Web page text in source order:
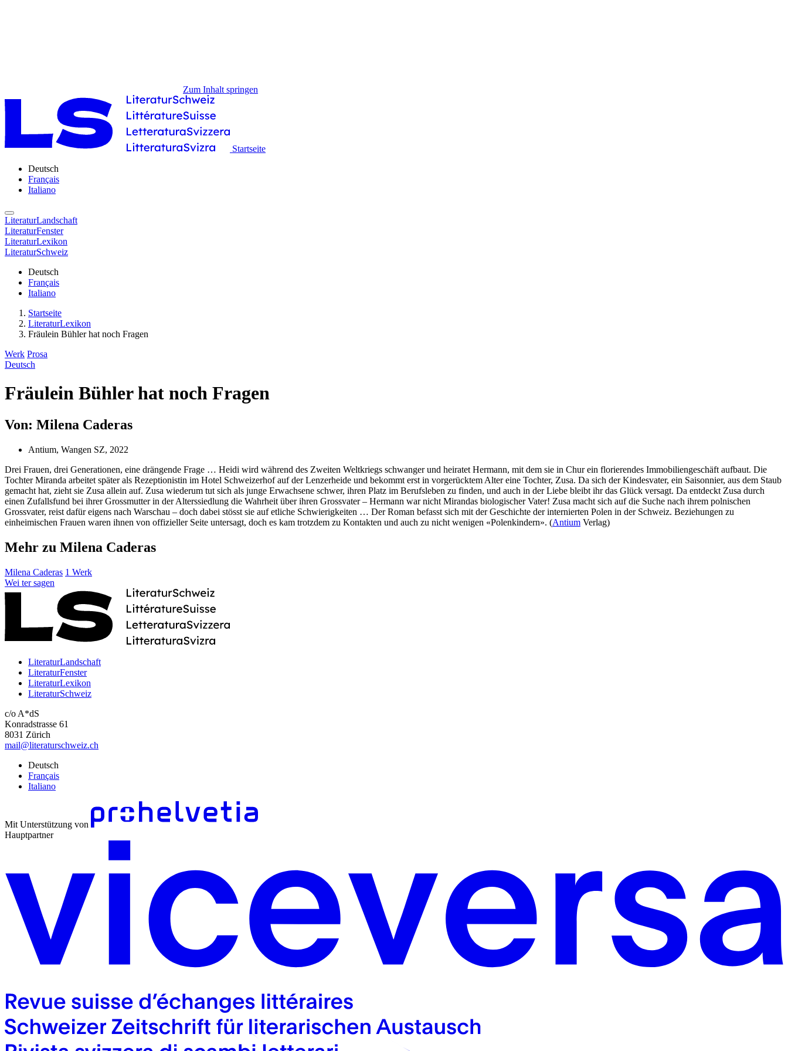
Zum Inhalt springen
Startseite
Deutsch
Français
Italiano
LiteraturLandschaft
LiteraturFenster
LiteraturLexikon
LiteraturSchweiz
Deutsch
Français
Italiano
Startseite
LiteraturLexikon
Fräulein Bühler hat noch Fragen
Werk Prosa
Deutsch
Fräulein Bühler hat noch Fragen
Von: Milena Caderas
Antium, Wangen SZ, 2022
Drei Frauen, drei Generationen, eine drängende Frage … Heidi wird während des Zweiten Weltkriegs schwanger und heiratet Hermann, mit dem sie in Chur ein florierendes Immobiliengeschäft aufbaut. Die
Tochter Miranda arbeitet später als Rezeptionistin im Hotel Schweizerhof auf der Lenzerheide und bekommt erst in vorgerücktem Alter eine Tochter, Zusa. Da sich der Kindesvater, ein Saisonnier, aus dem Staub
gemacht hat, zieht sie Zusa allein auf. Zusa wiederum tut sich als junge Erwachsene schwer, ihren Platz im Berufsleben zu finden, und auch in der Liebe bleibt ihr das Glück versagt. Da entdeckt Zusa durch
einen Zufallsfund bei ihrer Grossmutter in der Alterssiedlung die Wahrheit über ihren Grossvater – Hermann war nicht Mirandas biologischer Vater! Zusa macht sich auf die Suche nach ihrem polnischen
Grossvater, reist dafür eigens nach Warschau – doch dabei stösst sie auf etliche Schwierigkeiten … Der Roman befasst sich mit der Geschichte der internierten Polen in der Schweiz. Beziehungen zu
einheimischen Frauen waren ihnen von offizieller Seite untersagt, doch es kam trotzdem zu Kontakten und auch zu nicht wenigen «Polenkindern». (Antium Verlag)
Mehr zu Milena Caderas
Milena Caderas 1 Werk
Wei ter sagen
LiteraturLandschaft
LiteraturFenster
LiteraturLexikon
LiteraturSchweiz
c/o A*dS
Konradstrasse 61
8031 Zürich
mail@literaturschweiz.ch
Deutsch
Français
Italiano
Mit Unterstützung von
Hauptpartner